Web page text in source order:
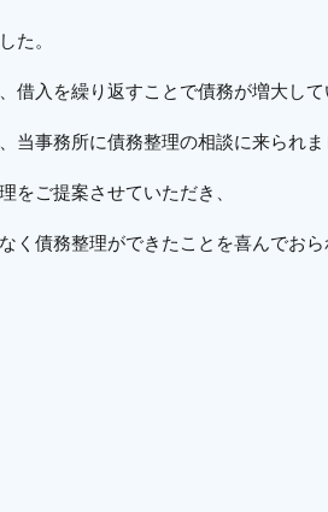
た。
入を繰り返すことで債務が増大して
事務所に債務整理の相談に来られま
をご提案させていただき、
債務整理ができたことを喜んでおら